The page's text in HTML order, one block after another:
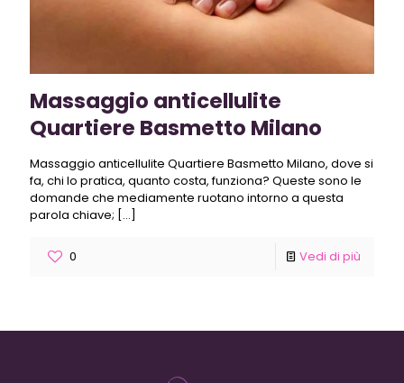
Massaggio anticellulite
Quartiere Basmetto Milano
Massaggio anticellulite Quartiere Basmetto Milano, dove si
fa, chi lo pratica, quanto costa, funziona? Queste sono le
domande che mediamente ruotano intorno a questa
parola chiave; […]
0 Vedi di più